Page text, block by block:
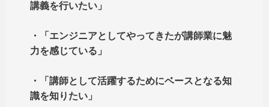
講義を行いたい」
・「エンジニアとしてやってきたが講師業に魅
力を感じている」
・「講師として活躍するためにベースとなる知
識を知りたい」